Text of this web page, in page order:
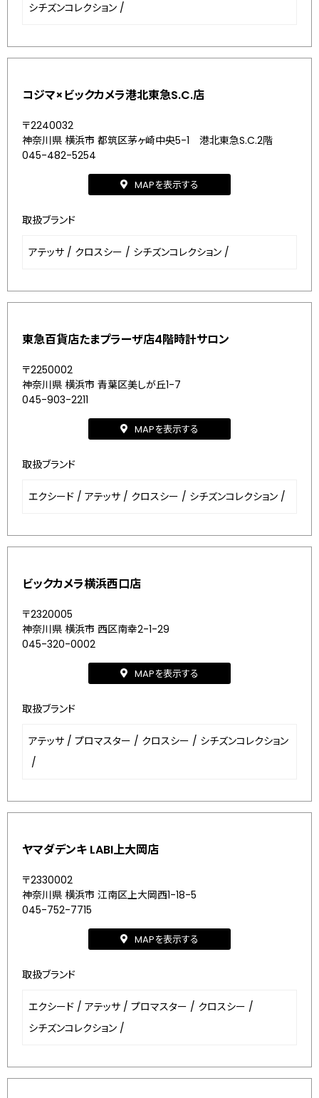
シチズンコレクション /
コジマ×ビックカメラ港北東急S.C.店
〒2240032
神奈川県 横浜市 都筑区茅ヶ崎中央5-1 港北東急S.C.2階
045-482-5254
MAPを表示する
取扱ブランド
アテッサ / クロスシー / シチズンコレクション /
東急百貨店たまプラーザ店4階時計サロン
〒2250002
神奈川県 横浜市 青葉区美しが丘1-7
045-903-2211
MAPを表示する
取扱ブランド
エクシード / アテッサ / クロスシー / シチズンコレクション /
ビックカメラ横浜西口店
〒2320005
神奈川県 横浜市 西区南幸2-1-29
045-320-0002
MAPを表示する
取扱ブランド
アテッサ / プロマスター / クロスシー / シチズンコレクション
/
ヤマダデンキ LABI上大岡店
〒2330002
神奈川県 横浜市 江南区上大岡西1-18-5
045-752-7715
MAPを表示する
取扱ブランド
エクシード / アテッサ / プロマスター / クロスシー /
シチズンコレクション /